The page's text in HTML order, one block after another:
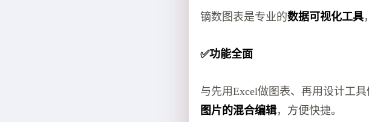
镝数图表是专业的数据可视化工具
✅功能全面
与先用Excel做图表、再用设计工
图片的混合编辑，方便快捷。